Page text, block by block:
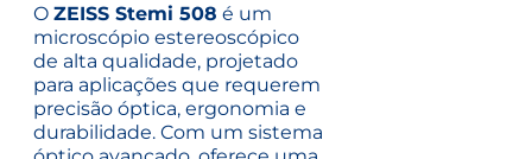
OZEISS Stemi 508 é um
microscópio estereoscópico
de alta qualidade, projetado
para aplicações que requerem
precisão óptica, ergonomia e
durabilidade. Com um sistema